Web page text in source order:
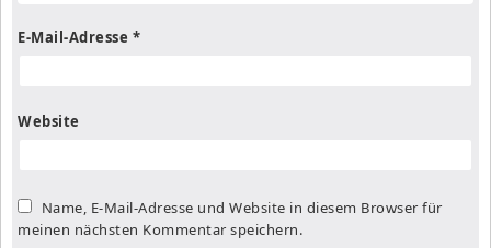
E-Mail-Adresse *
Website
Name, E-Mail-Adresse und Website in diesem Browser für
meinen nächsten Kommentar speichern.